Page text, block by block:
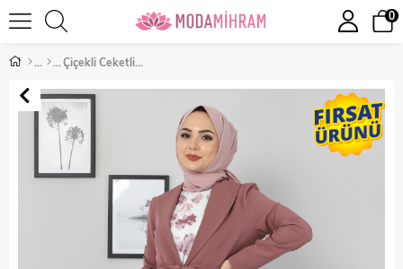
0
Çiçekli Ceketli Kombin Gül Kurusu 10075